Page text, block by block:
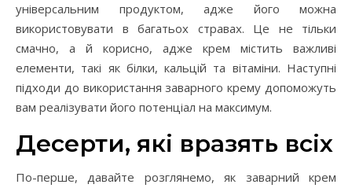
універсальним продуктом, адже його можна
використовувати в багатьох стравах. Це не тільки
смачно, а й корисно, адже крем містить важливі
елементи, такі як білки, кальцій та вітаміни. Наступні
підходи до використання заварного крему допоможуть
вам реалізувати його потенціал на максимум.
Десерти, які вразять всіх
По-перше, давайте розглянемо, як заварний крем